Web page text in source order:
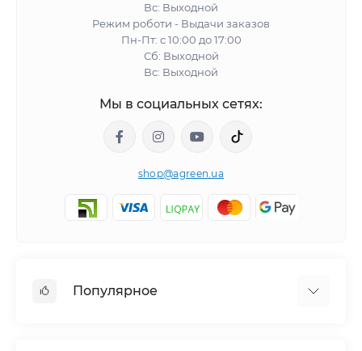
Вс: Выходной
Режим роботи - Выдачи заказов
Пн-Пт: с 10:00 до 17:00
Сб: Выходной
Вс: Выходной
Мы в социальных сетях:
shop@agreen.ua
Популярное